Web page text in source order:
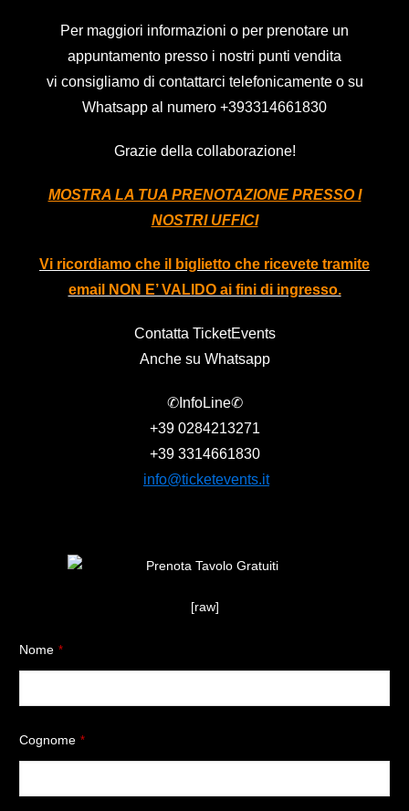
Per maggiori informazioni o per prenotare un
appuntamento presso i nostri punti vendita
vi consigliamo di contattarci telefonicamente o su
Whatsapp al numero +393314661830
Grazie della collaborazione!
MOSTRA LA TUA PRENOTAZIONE PRESSO I
NOSTRI UFFICI
Vi ricordiamo che il biglietto che ricevete tramite
email NON E’ VALIDO ai fini di ingresso.
Contatta TicketEvents
Anche su Whatsapp
✆InfoLine✆
+39 0284213271
+39 3314661830
info@ticketevents.it
[raw]
Nome *
Cognome *